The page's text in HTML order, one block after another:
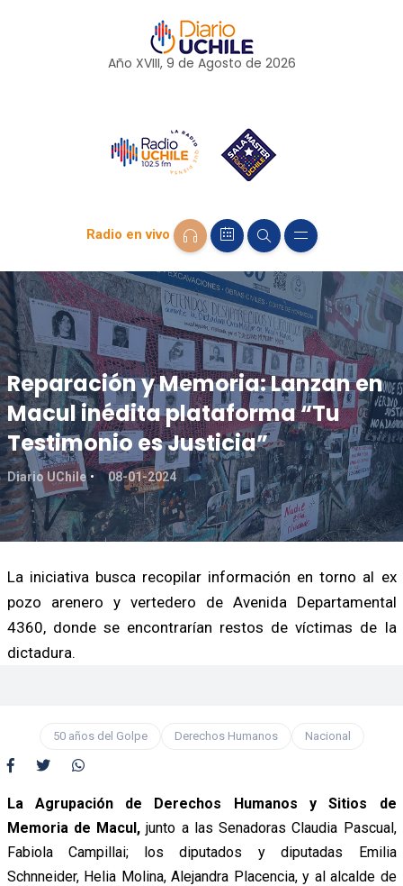
Año XVIII, 9 de Agosto de 2026
Radio en vivo
Reparación y Memoria: Lanzan en
Macul inédita plataforma “Tu
Testimonio es Justicia”
Diario UChile 08-01-2024
La iniciativa busca recopilar información en torno al ex
pozo arenero y vertedero de Avenida Departamental
4360, donde se encontrarían restos de víctimas de la
dictadura.
50 años del Golpe Derechos Humanos Nacional
La Agrupación de Derechos Humanos y Sitios de
Memoria de Macul, junto a las Senadoras Claudia Pascual,
Fabiola Campillai; los diputados y diputadas Emilia
Schnneider, Helia Molina, Alejandra Placencia, y al alcalde de